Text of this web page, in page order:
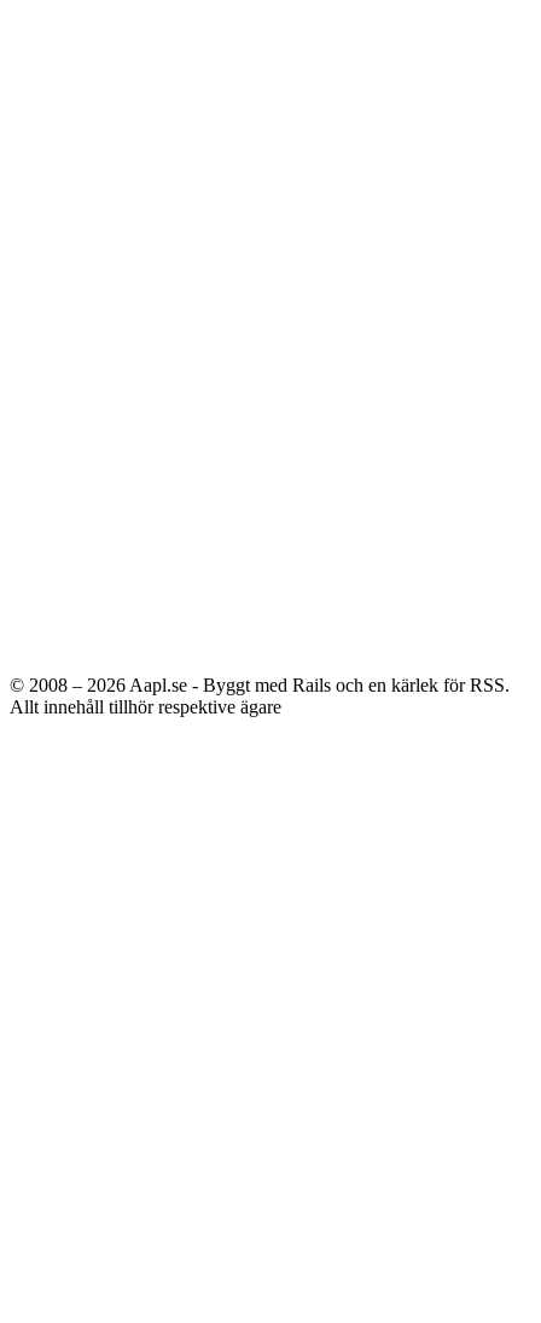
© 2008 – 2026 Aapl.se - Byggt med Rails och en kärlek för RSS.
Allt innehåll tillhör respektive ägare